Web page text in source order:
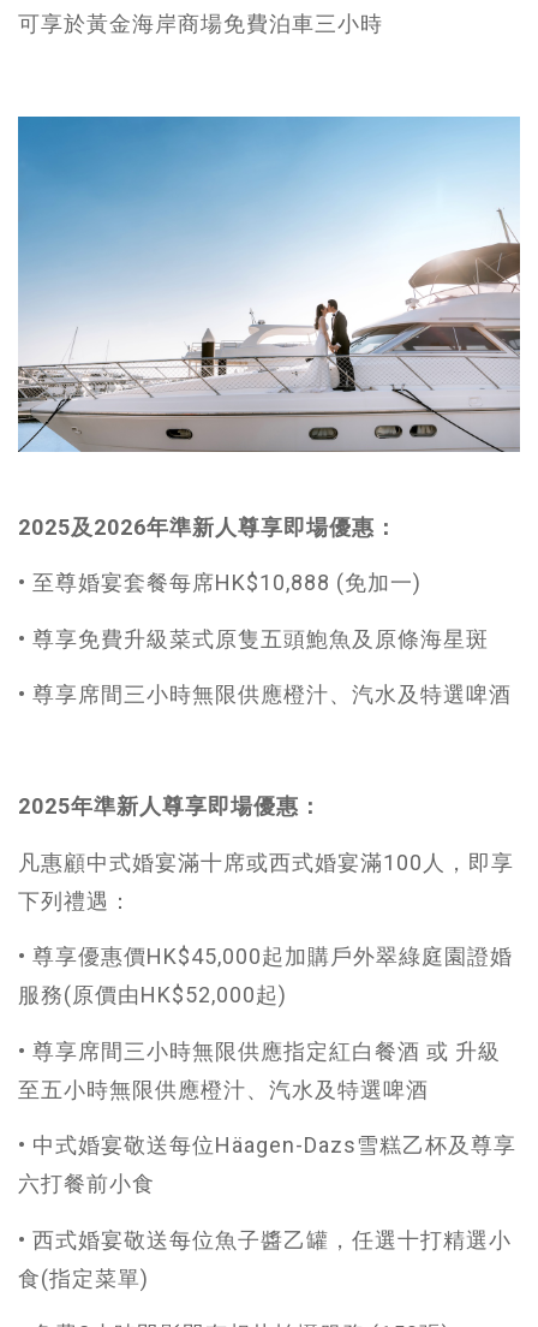
可享於黃金海岸商場免費泊車三小時
2025及2026年準新人尊享即場優惠：
• 至尊婚宴套餐每席HK$10,888 (免加一)
• 尊享免費升級菜式原隻五頭鮑魚及原條海星斑
• 尊享席間三小時無限供應橙汁、汽水及特選啤酒
2025年準新人尊享即場優惠：
凡惠顧中式婚宴滿十席或西式婚宴滿100人，即享
下列禮遇：
• 尊享優惠價HK$45,000起加購戶外翠綠庭園證婚
服務(原價由HK$52,000起)
• 尊享席間三小時無限供應指定紅白餐酒 或 升級
至五小時無限供應橙汁、汽水及特選啤酒
• 中式婚宴敬送每位Häagen-Dazs雪糕乙杯及尊享
六打餐前小食
• 西式婚宴敬送每位魚子醬乙罐，任選十打精選小
食(指定菜單)